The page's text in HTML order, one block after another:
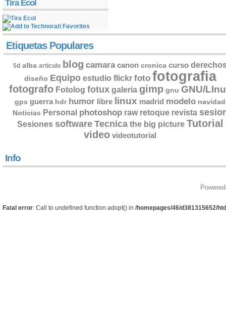
Tira Ecol
Etiquetas Populares
5d alba articulo blog camara canon cronica curso
diseño Equipo estudio flickr foto fotografia
fotografo Fotolog fotux galeria gimp gnu GNU/
gps guerra hdr humor libre linux madrid modelo navidad
Noticias Personal photoshop raw retoque revista
Sesiones software Tecnica the big picture Tutorial
video videotutorial
Info
Fatal error: Call to undefined function adopt() in /homepages/46/d381315652/